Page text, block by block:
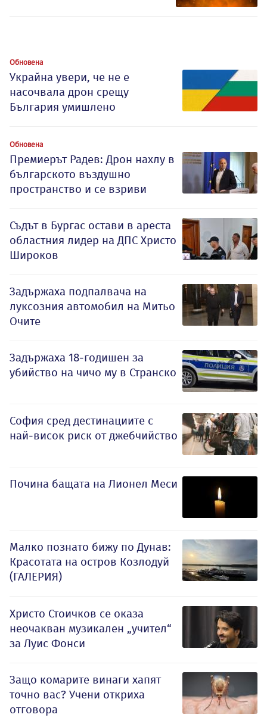
Обновена
Украйна увери, че не е
насочвала дрон срещу
България умишлено
Обновена
Премиерът Радев: Дрон нахлу в
българското въздушно
пространство и се взриви
Съдът в Бургас остави в ареста
областния лидер на ДПС Христо
Широков
Задържаха подпалвача на
луксозния автомобил на Митьо
Очите
Задържаха 18-годишен за
убийство на чичо му в Странско
София сред дестинациите с
най-висок риск от джебчийство
Почина бащата на Лионел Меси
Малко познато бижу по Дунав:
Красотата на остров Козлодуй
(ГАЛЕРИЯ)
Христо Стоичков се оказа
неочакван музикален „учител“
за Луис Фонси
Защо комарите винаги хапят
точно вас? Учени откриха
отговора